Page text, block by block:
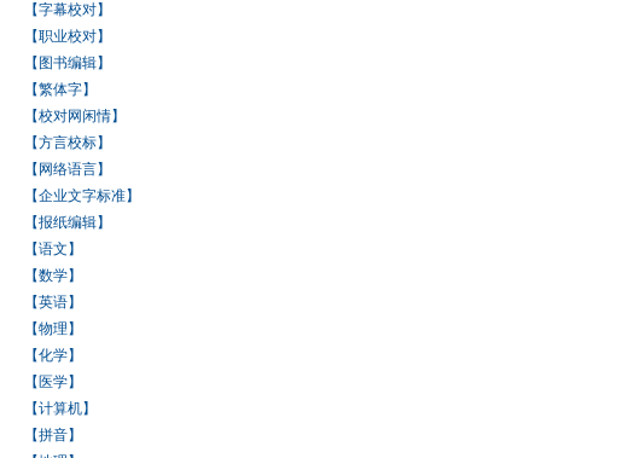
【字幕校对】
【职业校对】
【图书编辑】
【繁体字】
【校对网闲情】
【方言校标】
【网络语言】
【企业文字标准】
【报纸编辑】
【语文】
【数学】
【英语】
【物理】
【化学】
【医学】
【计算机】
【拼音】